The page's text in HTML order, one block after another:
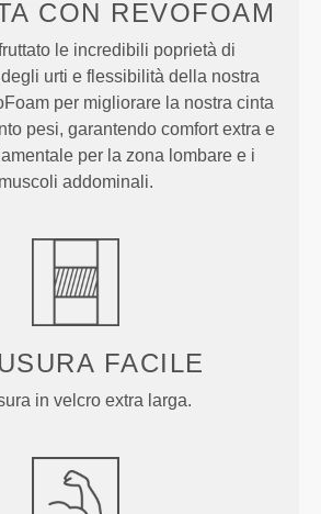
CON REVOFOAM
le incredibili poprietà di
urti e flessibilità della nostra
per migliorare la nostra cinta
pesi, garantendo comfort extra e
per la zona lombare e i
muscoli addominali.
FACILE
in velcro extra larga.